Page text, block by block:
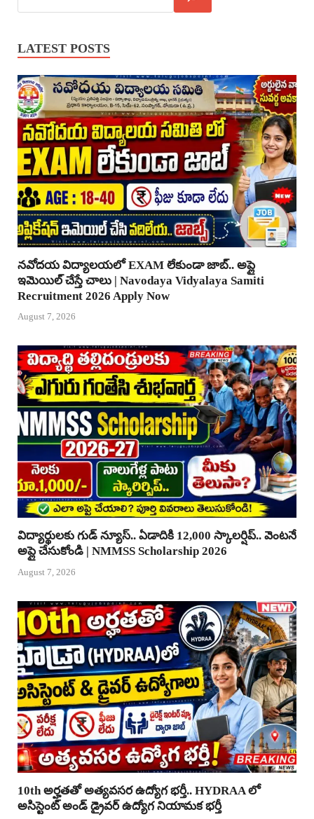
LATEST POSTS
నవోదయ విద్యాలయలో EXAM లేకుండా జాబ్.. అప్లై
ఇమెయిల్ చేస్తే చాలు | Navodaya Vidyalaya Samiti
Recruitment 2026 Apply Now
August 7, 2026
విద్యార్థులకు గుడ్ న్యూస్.. ఏడాదికి 12,000 స్కాలర్షిప్.. వెంటనే
అప్లై చేసుకోండి | NMMSS Scholarship 2026
August 7, 2026
10th అర్హతతో అత్యవసర ఉద్యోగ భర్తీ.. HYDRAA లో
అసిస్టెంట్ అండ్ డ్రైవర్ ఉద్యోగ నియామక భర్తీ